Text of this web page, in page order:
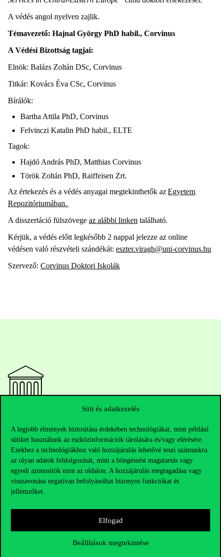
Süti és adatkezelés
A legjobb élmények biztosítása érdekében technológiákat, mint például
sütiket használunk az eszközinformációk tárolására és/vagy elérésére.
Ezekhez a technológiákhoz való hozzájárulás lehetővé teszi számunkra
az olyan adatok feldolgozását, mint a böngészési magatartás vagy
egyedi azonosítók ezen az oldalon. A hozzájárulás megtagadása vagy
visszavonása negatívan befolyásolhat bizonyos funkciókat és
jellemzőket.
Elfogad
Beállítások megtekintése
A védés angol nyelven zajlik.
Témavezető: Hajnal György PhD habil., Corvinus
A Védési Bizottság tagjai:
Elnök: Balázs Zoltán DSc, Corvinus
Titkár: Kovács Éva CSc, Corvinus
Bírálók:
Bartha Attila PhD, Corvinus
Felvinczi Katalin PhD habil., ELTE
Tagok:
Hajdó András PhD, Matthias Corvinus
Török Zoltán PhD, Raiffeisen Zrt.
Az értekezés és a védés anyagai megtekinthetők azEgyetem
Repozitóriumában.
A disszertáció fülszövege az alábbi linken található.
Kérjük, a védés előtt legkésőbb 2 nappal jelezze az online
védésen való részvételi szándékát: eszter.viragh@uni-corvinus.hu
Szervező: Corvinus Doktori Iskolák
Telefonszám:+36 1 482 5000
Kérdésed van a felvételivel kapcsolatban?
HUB jelenlegi hallgatóinknak